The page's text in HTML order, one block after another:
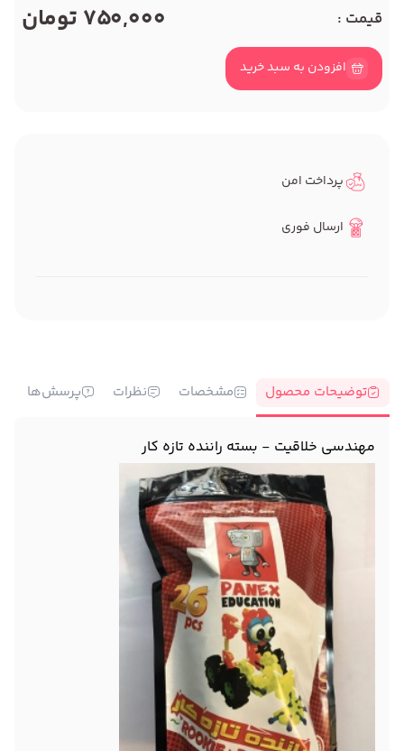
قیمت : 750,000 تومان
افزودن به سبد خرید
پرداخت امن
ارسال فوری
توضیحات محصول مشخصات نظرات پرسش‌ها
مهندسی خلاقیت - بسته راننده تازه کار